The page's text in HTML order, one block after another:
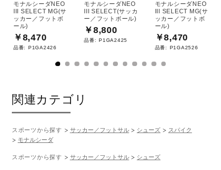
24.5cm～25.5cm：120cm
26.0cm～28.5m：130cm
29.0cm：140cm
サステナビリティ
カラー45）60）
アッパー本体の人工皮革基布に50％以上のリサイクル素材
を使用。
カラー25）
モナルシーダNEO
III SELECT MG(サ
ッカー／フットボ
ール)
￥8,470
品番: P1GA2426
モナルシーダNEO
III SELECT(サッカ
ー／フットボール)
￥8,800
品番: P1GA2425
モナルシーダNEO
III SELECT MG(サ
ッカー／フットボ
ール)
￥8,470
品番: P1GA2526
関連カテゴリ
スポーツから探す サッカー／フットサル シューズ
スパイク
モナルシーダ
スポーツから探す サッカー／フットサル シューズ